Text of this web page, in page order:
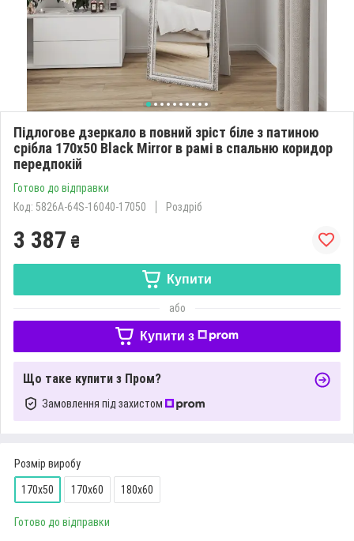
Підлогове дзеркало в повний зріст біле з патиною
срібла 170х50 Black Mirror в рамі в спальню коридор
передпокій
Готово до відправки
Код: 5826А-64S-16040-17050
Роздріб
3 387 ₴
Купити
або
Купити з
Що таке купити з Пром?
Замовлення під захистом
Розмір виробу
170х50 170х60 180х60
Готово до відправки